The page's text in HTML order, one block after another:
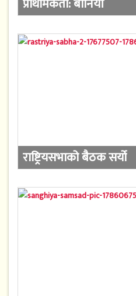
राष्ट्रियसभाको बैठक सर्यो